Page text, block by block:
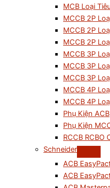
MCB Loại
MCCB 2P
MCCB 2P
MCCB 2P
MCCB 3P
MCCB 3P
MCCB 3P
MCCB 4P
MCCB 4P
Phụ Kiện ACB
Phụ Kiện
RCCB RCBO
Schneider
ACB
ACB